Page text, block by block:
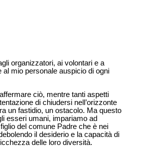
organizzatori, ai volontari e a
mio personale auspicio di ogni
ciò, mentre tanti aspetti
di chiudersi nell’orizzonte
un fastidio, un ostacolo. Ma questo
esseri umani, impariamo ad
del comune Padre che è nei
il desiderio e la capacità di
delle loro diversità.